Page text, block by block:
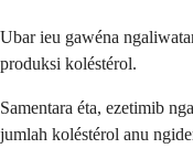
Ubar ieu gawéna
produksi koléstérol.
Samentara éta, ezetimib
jumlah koléstérol anu